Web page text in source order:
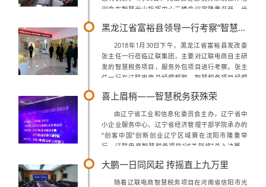
训会在智慧光山指挥中心三楼会议室隆重召开，光
人员参加会议。光山县智慧税务系统操作...
黑龙江省富裕县领导一行考察“智慧税务”项目
2018年1月30日下午，黑龙江省富裕县发改委
张主任一行莅临辽联集团，主要对辽联电商自主研
发的智慧税务项目，服务外包项目进行考察。张主
任一行在辽联电商总经理郝鹍、智慧税务项目经理
了详细了解，并对集团多年来兢兢业业...
喜上眉梢——智慧税务获殊荣
由辽宁省工业和信息化委员会主办，辽宁省中
小企业服务中心、辽宁省经济管理干部学院承办的
“创客中国”创新创业辽宁区域赛在沈阳市隆重举
行，辽联电商智慧税务项目“过关斩将”杀入决赛，
人共同参加比赛。大赛举办单位此次比...
大鹏一日同风起 抟摇直上九万里
随着辽联电商智慧税务项目在河南省信阳市光